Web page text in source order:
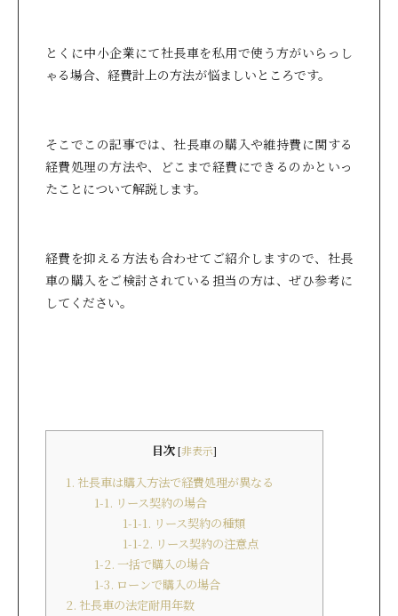
とくに中小企業にて社長車を私用で使う方がいらっし
ゃる場合、経費計上の方法が悩ましいところです。
そこでこの記事では、社長車の購入や維持費に関する
経費処理の方法や、どこまで経費にできるのかといっ
たことについて解説します。
経費を抑える方法も合わせてご紹介しますので、社長
車の購入をご検討されている担当の方は、ぜひ参考に
してください。
目次[非表示]
1. 社長車は購入方法で経費処理が異なる
1-1. リース契約の場合
1-1-1. リース契約の種類
1-1-2. リース契約の注意点
1-2. 一括で購入の場合
1-3. ローンで購入の場合
2. 社長車の法定耐用年数